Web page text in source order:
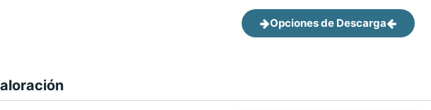
Opciones de Descarga